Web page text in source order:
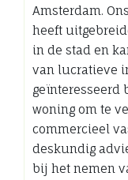
Amsterdam.
heeft
in de stad en
van lucratieve
geïnteresseerd
woning om te
commercieel
deskundig
bij het nemen